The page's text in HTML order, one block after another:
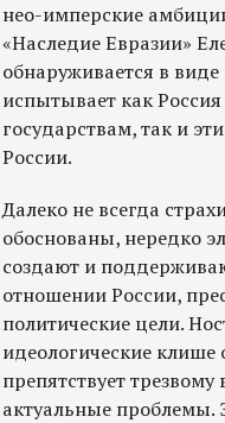
нео-имперские
«Наследие Евразии»
обнаруживается в
испытывает как
государствам, так и
России.
Далеко не всегда
обоснованы, нередко
создают и
отношении России,
политические цели.
идеологические клише
препятствует
актуальные проблемы.